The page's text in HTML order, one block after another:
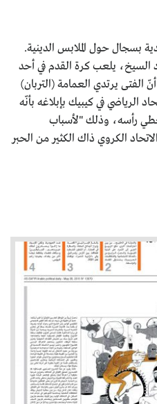
بسجال حول الملابس الدينية.
يلعب كرة القدم في أحد
الفتى يرتدي العمامة (التربان)
الرياضي في كيبيك بإبلاغه بأنّه
رأسه، وذلك "لأسباب
الكروي ذاك الكثير من الحبر